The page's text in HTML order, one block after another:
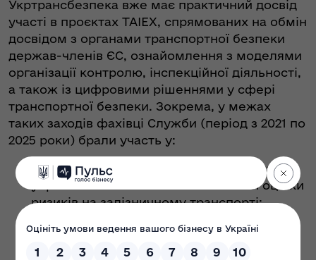
Укртрансбезпека вже має практичний досвід
участі в проєктах TAIEX, спрямованих на обмін
досвідом з органами транспортної безпеки
держав-членів ЄС, ознайомлення з моделями
організації контролю, інспекційної діяльності,
а також із цифровими рішеннями у сфері
транспортної безпеки. Зокрема, у межах
таких заходів фахівці Служби (період з 2021 по
2025 роки) брали участь у:
Експертній місії TAIEX (онлайн) з питань
управління безпекою та системами оцінки
ризиків на залізничному транспорті;
наближення законодавства України до
законодавства ЄС у сфері державного